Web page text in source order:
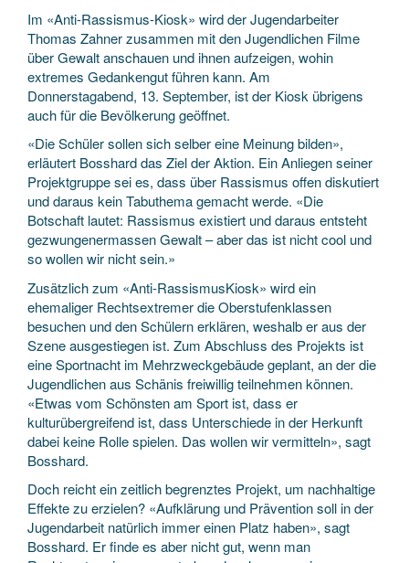
Im «Anti-Rassismus-Kiosk» wird der Jugendarbeiter
Thomas Zahner zusammen mit den Jugendlichen Filme
über Gewalt anschauen und ihnen aufzeigen, wohin
extremes Gedankengut führen kann. Am
Donnerstagabend, 13. September, ist der Kiosk übrigens
auch für die Bevölkerung geöffnet.
«Die Schüler sollen sich selber eine Meinung bilden»,
erläutert Bosshard das Ziel der Aktion. Ein Anliegen seiner
Projektgruppe sei es, dass über Rassismus offen diskutiert
und daraus kein Tabuthema gemacht werde. «Die
Botschaft lautet: Rassismus existiert und daraus entsteht
gezwungenermassen Gewalt – aber das ist nicht cool und
so wollen wir nicht sein.»
Zusätzlich zum «Anti-RassismusKiosk» wird ein
ehemaliger Rechtsextremer die Oberstufenklassen
besuchen und den Schülern erklären, weshalb er aus der
Szene ausgestiegen ist. Zum Abschluss des Projekts ist
eine Sportnacht im Mehrzweckgebäude geplant, an der die
Jugendlichen aus Schänis freiwillig teilnehmen können.
«Etwas vom Schönsten am Sport ist, dass er
kulturübergreifend ist, dass Unterschiede in der Herkunft
dabei keine Rolle spielen. Das wollen wir vermitteln», sagt
Bosshard.
Doch reicht ein zeitlich begrenztes Projekt, um nachhaltige
Effekte zu erzielen? «Aufklärung und Prävention soll in der
Jugendarbeit natürlich immer einen Platz haben», sagt
Bosshard. Er finde es aber nicht gut, wenn man